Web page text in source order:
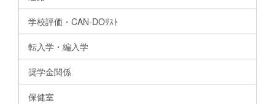
学校評価・CAN-DOﾘｽﾄ
転入学・編入学
奨学金関係
保健室